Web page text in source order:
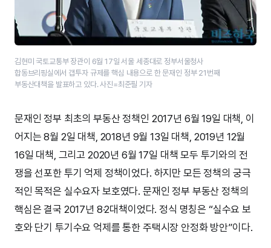
김현미 국토교통부 장관이 6월 17일 서울 세종대로 정부서울청사
합동브리핑실에서 갭투자 규제를 핵심 내용으로 한 문재인 정부 21번째
부동산대책을 발표하고 있다. 사진=최준필 기자
문재인 정부 최초의 부동산 정책인 2017년 6월 19일 대책, 이
어지는 8월 2일 대책, 2018년 9월 13일 대책, 2019년 12월
16일 대책, 그리고 2020년 6월 17일 대책 모두 투기와의 전
쟁을 선포한 투기 억제 정책이었다. 하지만 모든 정책의 궁극
적인 목적은 실수요자 보호였다. 문재인 정부 부동산 정책의
핵심은 결국 2017년 8·2대책이었다. 정식 명칭은 “실수요 보
호와 단기 투기수요 억제를 통한 주택시장 안정화 방안”이다.